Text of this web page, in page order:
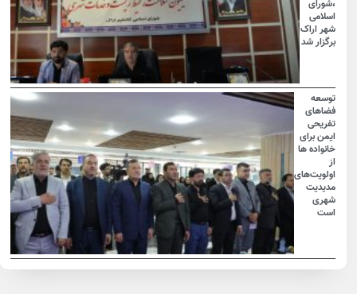
،شورای
اسلامی
شهر اراک
برگزار شد
توسعه
فضاهای
تفریحی
ایمن برای
خانواده ها
اولویت‌های
مدیدیت
شهری
است